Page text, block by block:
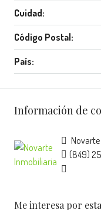
Cuidad:
Código Postal:
País:
Información de
(849)
Me interesa por